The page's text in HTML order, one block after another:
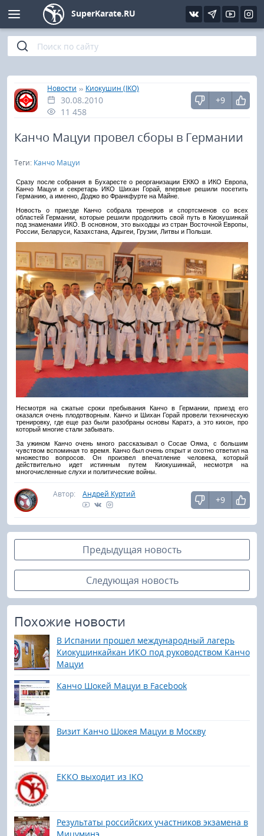
SuperKarate.RU
Главная
»
Новости » Киокушин (IKO)
30.08.2010
11 458
+9
Канчо Мацуи провел сборы в Германии
Теги: Канчо Мацуи
Сразу после собрания в Бухаресте о реорганизации ЕККО в ИКО Европа,
Канчо Мацуи и секретарь ИКО Шихан Горай, впервые решили посетить
Германию, а именно, Доджо во Франкфурте на Майне.
Новость о приезде Канчо собрала тренеров и спортсменов со всех
областей Германии, которые решили продолжить свой путь в Киокушинкай
под знаменами ИКО. В основном, это выходцы из стран Восточной Европы,
России, Беларуси, Казахстана, Адыгеи, Грузии, Литвы и Польши.
Несмотря на сжатые сроки пребывания Канчо в Германии, приезд его
оказался очень плодотворным. Канчо и Шихан Горай провели техническую
тренировку, где еще раз были разобраны основы Каратэ, а это кихон, про
который многие стали забывать.
За ужином Канчо очень много рассказывал о Сосае Ояма, с большим
чувством вспоминая то время. Канчо был очень открыт и охотно ответил на
множество вопросов. Он произвел впечатление человека, который
действительно идет истинным путем Киокушинкай, несмотря на
многочисленные слухи и политические войны.
Автор: Андрей Куртий
+9
Предыдущая новость
Следующая новость
Похожие новости
В Испании прошел международный лагерь
Киокушинкайкан ИКО под руководством Канчо
Мацуи
Канчо Шокей Мацуи в Facebook
Визит Канчо Шокея Мацуи в Москву
ЕККО выходит из IKO
Результаты российских участников экзамена в
Мицуминэ
Киокушинкай
Кёкусин (IFK)
Шинкиокушинкай
Кекусин-кан
Кикбоксинг и K-1
Бокс
UFC и MMA
Муай тай
Фото
Видео
Интервью
Статьи
Уроки каратэ
Файлы
Библиотека